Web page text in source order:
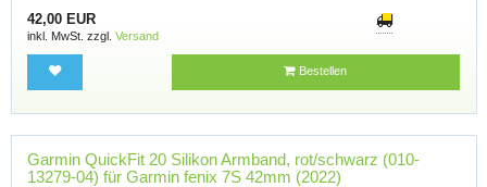
42,00 EUR
inkl. MwSt. zzgl. Versand
Bestellen
Garmin QuickFit 20 Silikon Armband, rot/schwarz (010-
13279-04) für Garmin fenix 7S 42mm (2022)